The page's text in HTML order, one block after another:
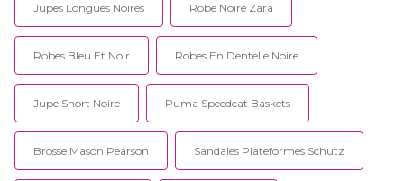
Jupes Longues Noires Robe Noire Zara
Robes Bleu Et Noir Robes En Dentelle Noire
Jupe Short Noire Puma Speedcat Baskets
Brosse Mason Pearson Sandales Plateformes Schutz